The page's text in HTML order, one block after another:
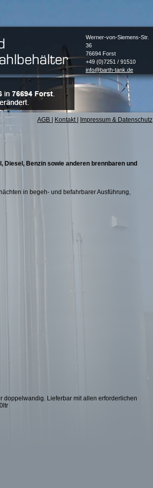
Werner-von-Siemens-Str.
36
76694 Forst
+49 (0)7251 / 91510
info@barth-tank.de
AGB Kontakt Impressum & Datenschutz
Diesel, Benzin sowie anderen brennbaren und
in begeh- und befahrbarer Ausführung,
doppelwandig. Lieferbar mit allen erforderlichen